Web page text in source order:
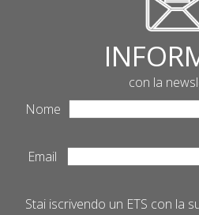
con la
Nome
Email
Stai iscrivendo un ETS con la